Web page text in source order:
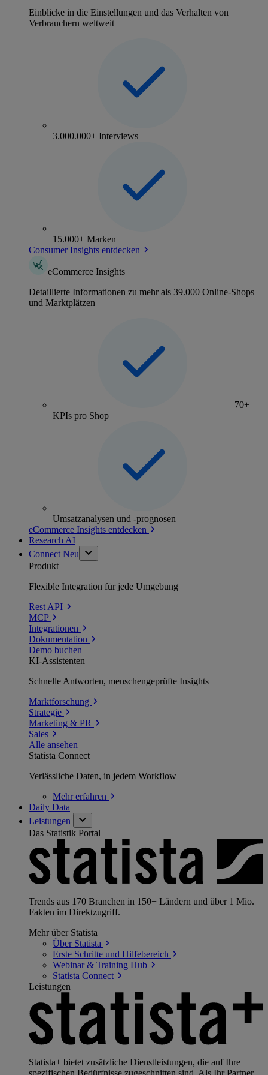
Einblicke in die Einstellungen und das Verhalten von
Verbrauchern weltweit
3.000.000+ Interviews
15.000+ Marken
Consumer Insights entdecken
eCommerce Insights
Detaillierte Informationen zu mehr als 39.000 Online-Shops
und Marktplätzen
70+
KPIs pro Shop
Umsatzanalysen und -prognosen
eCommerce Insights entdecken
Research AI
Connect Neu
Produkt
Flexible Integration für jede Umgebung
Rest API
MCP
Integrationen
Dokumentation
Demo buchen
KI-Assistenten
Schnelle Antworten, menschengeprüfte Insights
Marktforschung
Strategie
Marketing & PR
Sales
Alle ansehen
Statista Connect
Verlässliche Daten, in jedem Workflow
Mehrerfahren
Daily Data
Leistungen
Das Statistik Portal
Trends aus 170 Branchen in 150+ Ländern und über 1 Mio.
Fakten im Direktzugriff.
Mehr über Statista
Über Statista
Erste Schritte und Hilfebereich
Webinar & Training Hub
Statista Connect
Leistungen
Statista+ bietet zusätzliche Dienstleistungen, die auf Ihre
spezifischen Bedürfnisse zugeschnitten sind. Als Ihr Partner